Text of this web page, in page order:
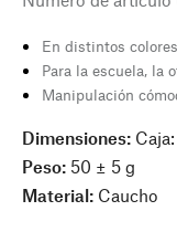
En distintos
Para la escuela, la
Manipulación
Dimensiones:
Peso: 50 ± 5 g
Material: Caucho